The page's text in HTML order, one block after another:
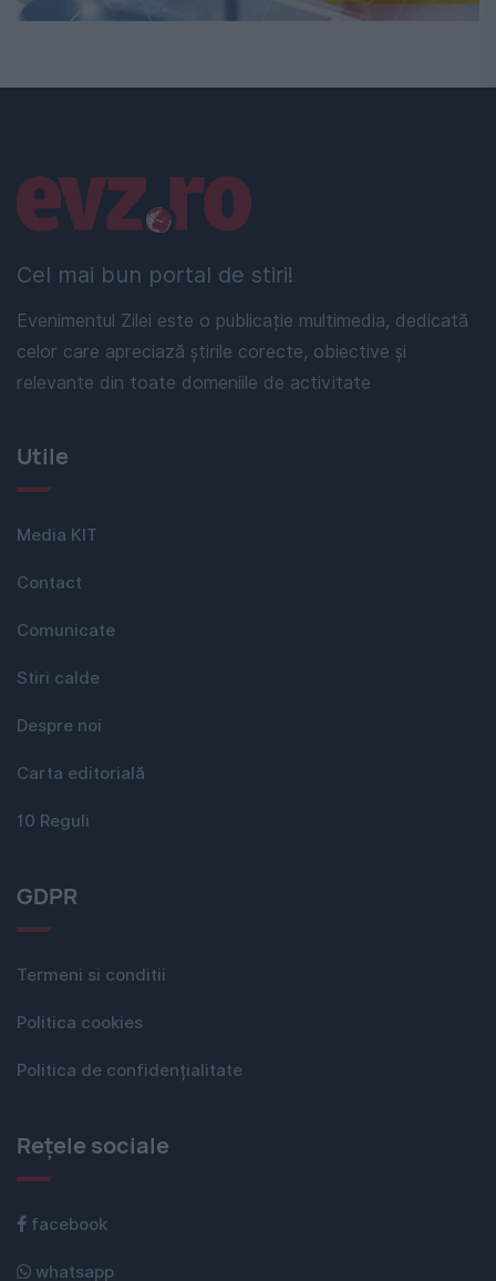
Cel mai bun portal de stiri!
Evenimentul Zilei este o publicație multimedia, dedicată
celor care apreciază știrile corecte, obiective și
relevante din toate domeniile de activitate
Linkuri utile
Utile
Media KIT
Contact
Comunicate
Stiri calde
Despre noi
Carta editorială
10 Reguli
GDPR
Termeni si conditii
Politica cookies
Politica de confidențialitate
Rețele sociale
facebook
whatsapp